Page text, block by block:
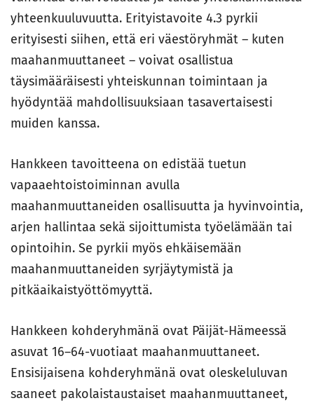
yhteenkuuluvuutta. Erityistavoite 4.3 pyrkii
erityisesti siihen, että eri väestöryhmät – kuten
maahanmuuttaneet – voivat osallistua
täysimääräisesti yhteiskunnan toimintaan ja
hyödyntää mahdollisuuksiaan tasavertaisesti
muiden kanssa.
Hankkeen tavoitteena on edistää tuetun
vapaaehtoistoiminnan avulla
maahanmuuttaneiden osallisuutta ja hyvinvointia,
arjen hallintaa sekä sijoittumista työelämään tai
opintoihin. Se pyrkii myös ehkäisemään
maahanmuuttaneiden syrjäytymistä ja
pitkäaikaistyöttömyyttä.
Hankkeen kohderyhmänä ovat Päijät-Hämeessä
asuvat 16–64-vuotiaat maahanmuuttaneet.
Ensisijaisena kohderyhmänä ovat oleskeluluvan
saaneet pakolaistaustaiset maahanmuuttaneet,